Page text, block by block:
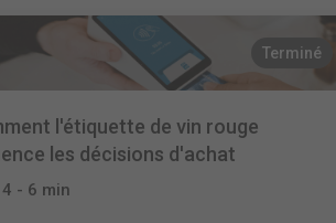
Terminé
l'étiquette de vin rouge
les décisions d'achat
4 - 6 min